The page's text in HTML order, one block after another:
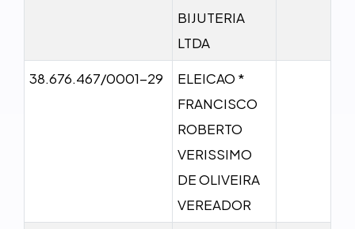
BIJUTERIA
LTDA
38.676.467/0001-29
ELEICAO *
FRANCISCO
ROBERTO
VERISSIMO
DE OLIVEIRA
VEREADOR